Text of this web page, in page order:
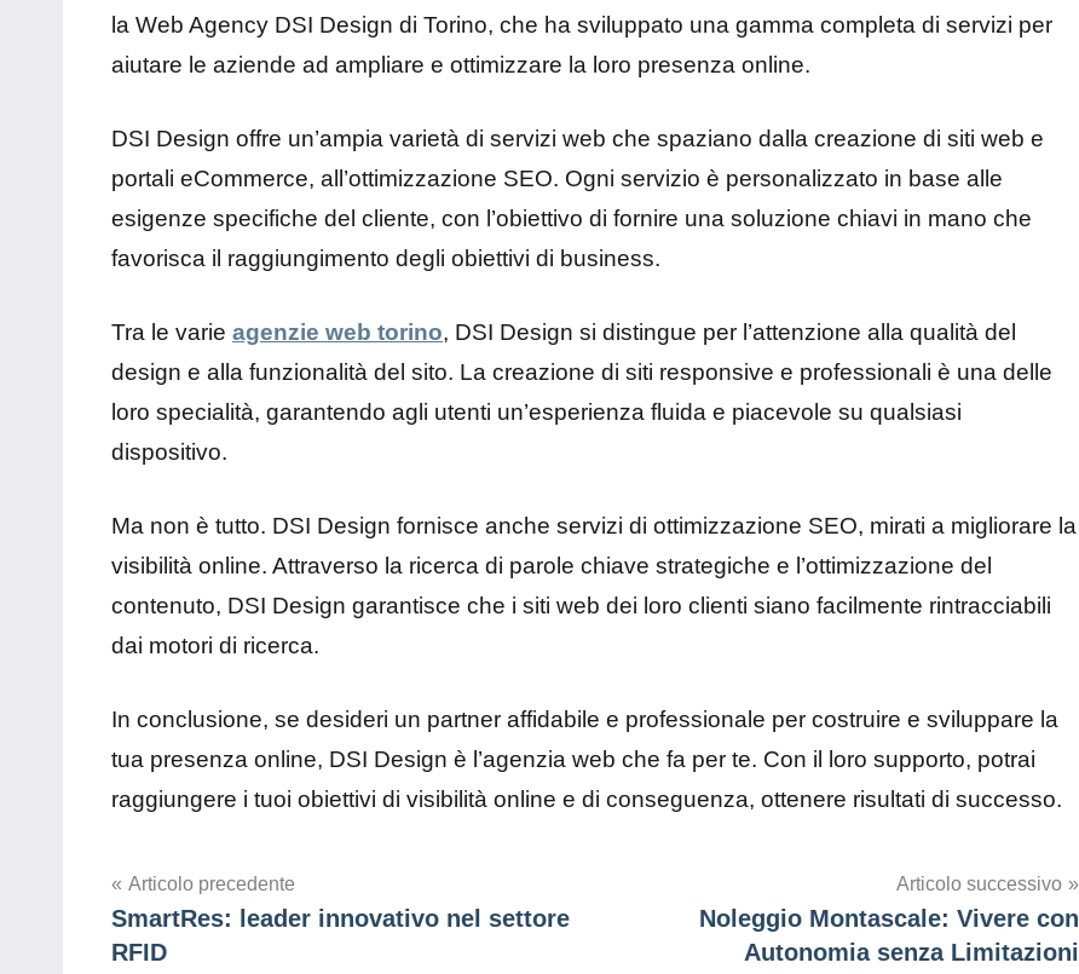
la Web Agency DSI Design di Torino, che ha sviluppato una gamma completa di servizi per
aiutare le aziende ad ampliare e ottimizzare la loro presenza online.
DSI Design offre un’ampia varietà di servizi web che spaziano dalla creazione di siti web e
portali eCommerce, all’ottimizzazione SEO. Ogni servizio è personalizzato in base alle
esigenze specifiche del cliente, con l’obiettivo di fornire una soluzione chiavi in mano che
favorisca il raggiungimento degli obiettivi di business.
Tra le varie agenzie web torino, DSI Design si distingue per l’attenzione alla qualità del
design e alla funzionalità del sito. La creazione di siti responsive e professionali è una delle
loro specialità, garantendo agli utenti un’esperienza fluida e piacevole su qualsiasi
dispositivo.
Ma non è tutto. DSI Design fornisce anche servizi di ottimizzazione SEO, mirati a migliorare la
visibilità online. Attraverso la ricerca di parole chiave strategiche e l’ottimizzazione del
contenuto, DSI Design garantisce che i siti web dei loro clienti siano facilmente rintracciabili
dai motori di ricerca.
In conclusione, se desideri un partner affidabile e professionale per costruire e sviluppare la
tua presenza online, DSI Design è l’agenzia web che fa per te. Con il loro supporto, potrai
raggiungere i tuoi obiettivi di visibilità online e di conseguenza, ottenere risultati di successo.
Navigazione
articoli
Articolo precedente
SmartRes: leader innovativo nel settore
RFID
Articolo successivo
Noleggio Montascale: Vivere con
Autonomia senza Limitazioni